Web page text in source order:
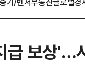
급 보상'…